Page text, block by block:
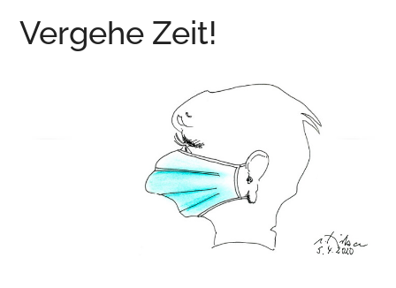
in
Wurzen
Vergehe Zeit!